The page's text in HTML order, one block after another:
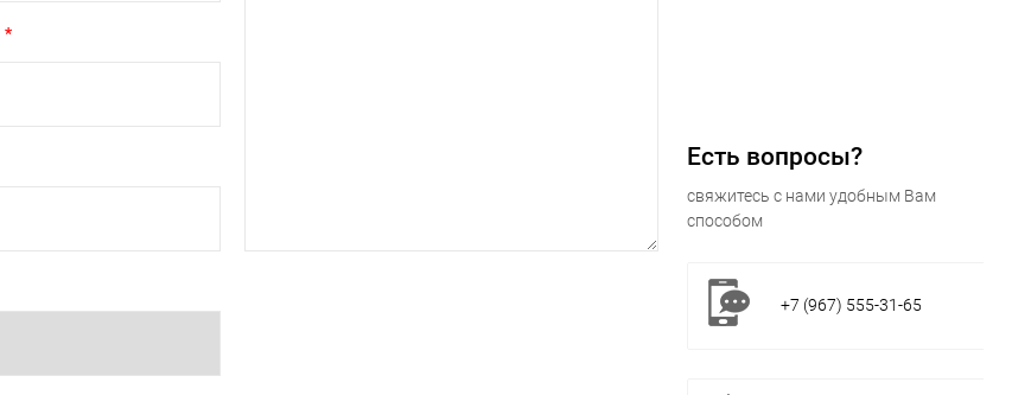
*
Есть вопросы?
свяжитесь с нами удобным Вам
способом
+7 (967) 555-31-65